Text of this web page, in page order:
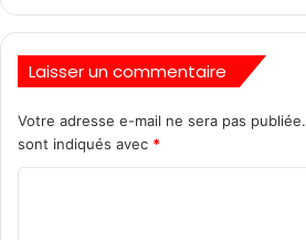
Laisser un commentaire
Votre adresse e-mail ne sera pas publiée.
sont indiqués avec *